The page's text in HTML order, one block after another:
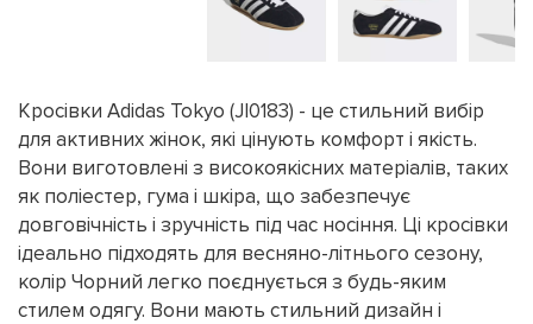
Кросівки Adidas Tokyo (JI0183) - це стильний вибір
для активних жінок, які цінують комфорт і якість.
Вони виготовлені з високоякісних матеріалів, таких
як поліестер, гума і шкіра, що забезпечує
довговічність і зручність під час носіння. Ці кросівки
ідеально підходять для весняно-літнього сезону,
колір Чорний легко поєднується з будь-яким
стилем одягу. Вони мають стильний дизайн і